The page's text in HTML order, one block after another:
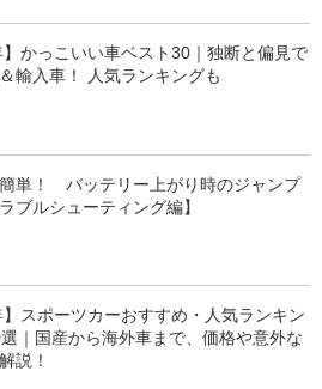
】かっこいい車ベスト30｜独断と偏見で
輸入車！ 人気ランキングも
単！ バッテリー上がり時のジャンプ
ブルシューティング編】
】スポーツカーおすすめ・人気ランキン
｜国産から海外車まで、価格や意外な
説！